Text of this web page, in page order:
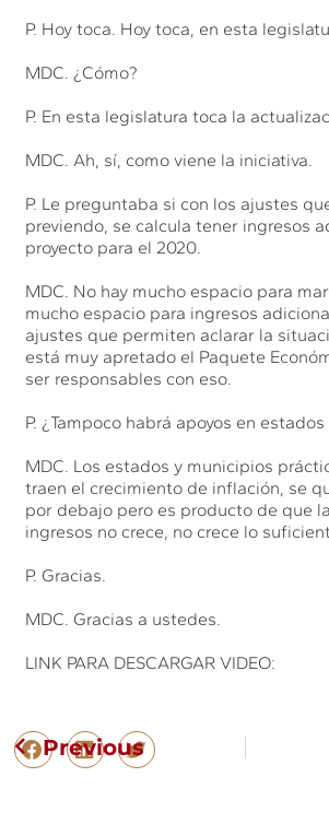
P. Hoy toca. Hoy toca, en esta
MDC. ¿Cómo?
P. En esta legislatura toca la
MDC. Ah, sí, como viene la iniciativa.
P. Le preguntaba si con los ajustes
previendo, se calcula tener ingresos
proyecto para el 2020.
MDC. No hay mucho espacio para
mucho espacio para ingresos
ajustes que permiten aclarar la
está muy apretado el Paquete
ser responsables con eso.
P. ¿Tampoco habrá apoyos en
MDC. Los estados y municipios
traen el crecimiento de inflación, se
por debajo pero es producto de que
ingresos no crece, no crece lo
P. Gracias.
MDC. Gracias a ustedes.
LINK PARA DESCARGAR VIDEO:
Previous